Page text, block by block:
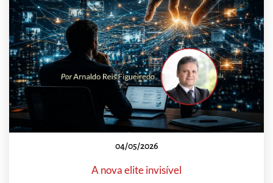
04/05/2026
A nova elite invisível